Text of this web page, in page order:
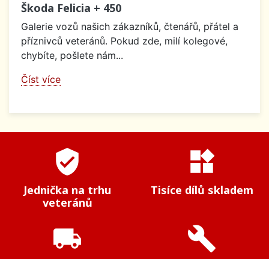
Škoda Felicia + 450
Galerie vozů našich zákazníků, čtenářů, přátel a
příznivců veteránů. Pokud zde, milí kolegové,
chybíte, pošlete nám...
Číst více
verified_user
Jednička na trhu
veteránů
widgets
Tisíce dílů skladem
local_shipping build